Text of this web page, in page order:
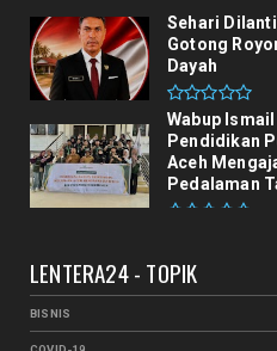
Sehari
Gotong
Dayah
Wabup
Pendidikan
Aceh
Pedalaman
LENTERA24 - TOPIK
BISNIS